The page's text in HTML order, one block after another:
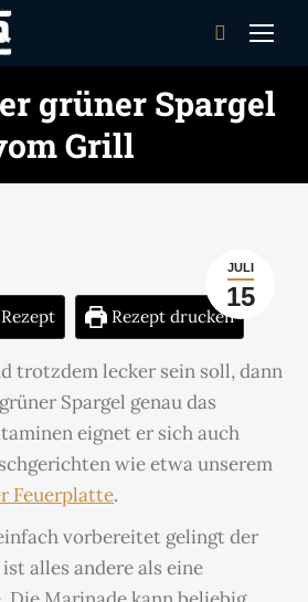
Search:
grüner Spargel
Grill
JULI
15
Rezept drucken
trotzdem lecker sein soll, dann
Spargel genau das
eignet er sich auch
wie etwa unserem
Feuerplatte.
vorbereitet gelingt der
alles andere als eine